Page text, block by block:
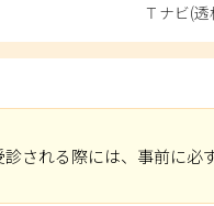
Ｔナビ(
診される際には、事前に必